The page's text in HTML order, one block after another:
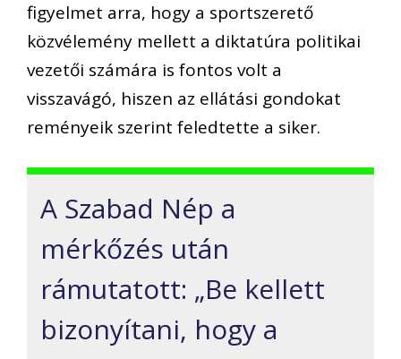
figyelmet arra, hogy a sportszerető
közvélemény mellett a diktatúra politikai
vezetői számára is fontos volt a
visszavágó, hiszen az ellátási gondokat
reményeik szerint feledtette a siker.
A Szabad Nép a
mérkőzés után
rámutatott: „Be kellett
bizonyítani, hogy a